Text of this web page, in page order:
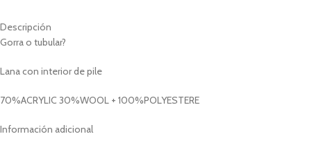
Descripción
Gorra o tubular?
Lana con interior de pile
70%ACRYLIC 30%WOOL + 100%POLYESTERE
Información adicional